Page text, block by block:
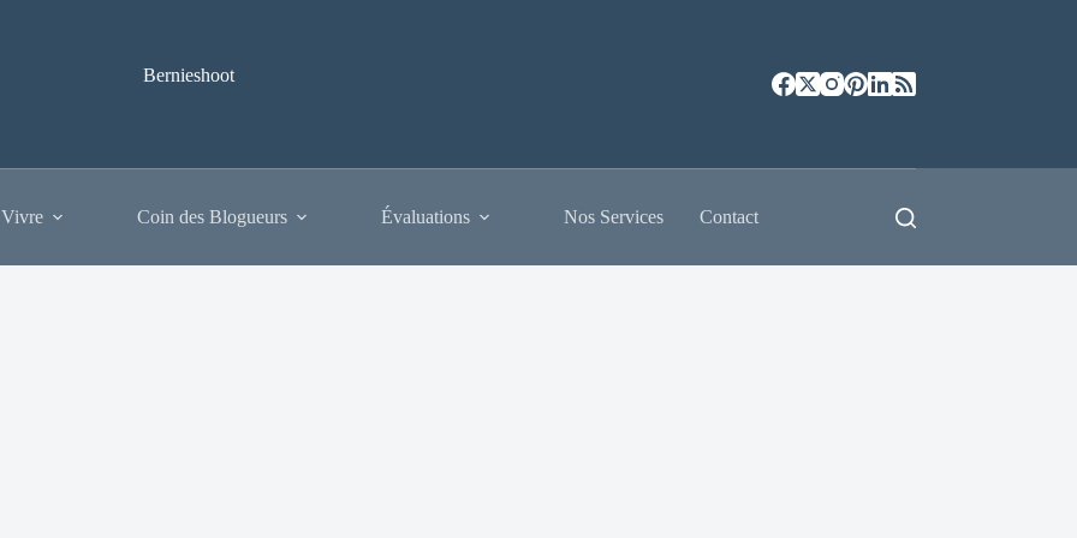
Bernieshoot
Coin des Blogueurs Évaluations Nos Services Contact